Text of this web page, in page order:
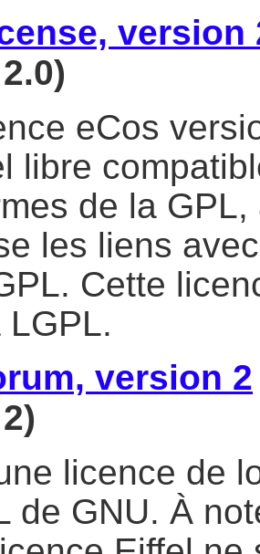
version
eCos
libre
de la
les liens
Cette
version 2
licence de
de GNU. À